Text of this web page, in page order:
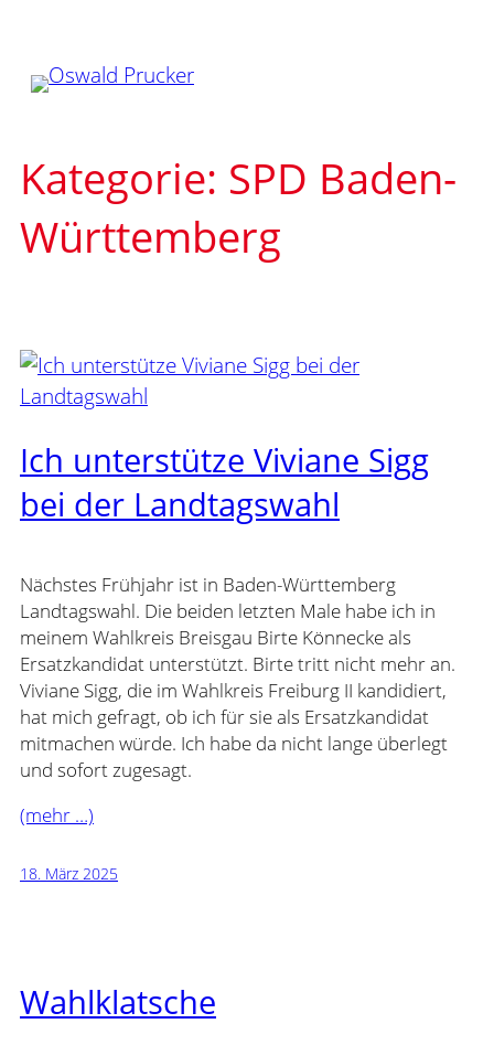
springen
Kategorie: SPD Baden-
Württemberg
Ich unterstütze Viviane Sigg
bei der Landtagswahl
Nächstes Frühjahr ist in Baden-Württemberg
Landtagswahl. Die beiden letzten Male habe ich in
meinem Wahlkreis Breisgau Birte Könnecke als
Ersatzkandidat unterstützt. Birte tritt nicht mehr an.
Viviane Sigg, die im Wahlkreis Freiburg II kandidiert,
hat mich gefragt, ob ich für sie als Ersatzkandidat
mitmachen würde. Ich habe da nicht lange überlegt
und sofort zugesagt.
(mehr …)
18. März 2025
Wahlklatsche